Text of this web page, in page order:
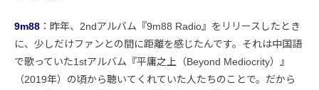
9m88 ：昨年、2ndアルバム『9m88 Radio』をリリースしたとき
に、少しだけファンとの間に距離を感じたんです。それは中国語
で歌っていた1stアルバム『平庸之上（Beyond Mediocrity）』
（2019年）の頃から聴いてくれていた人たちのことで。だから